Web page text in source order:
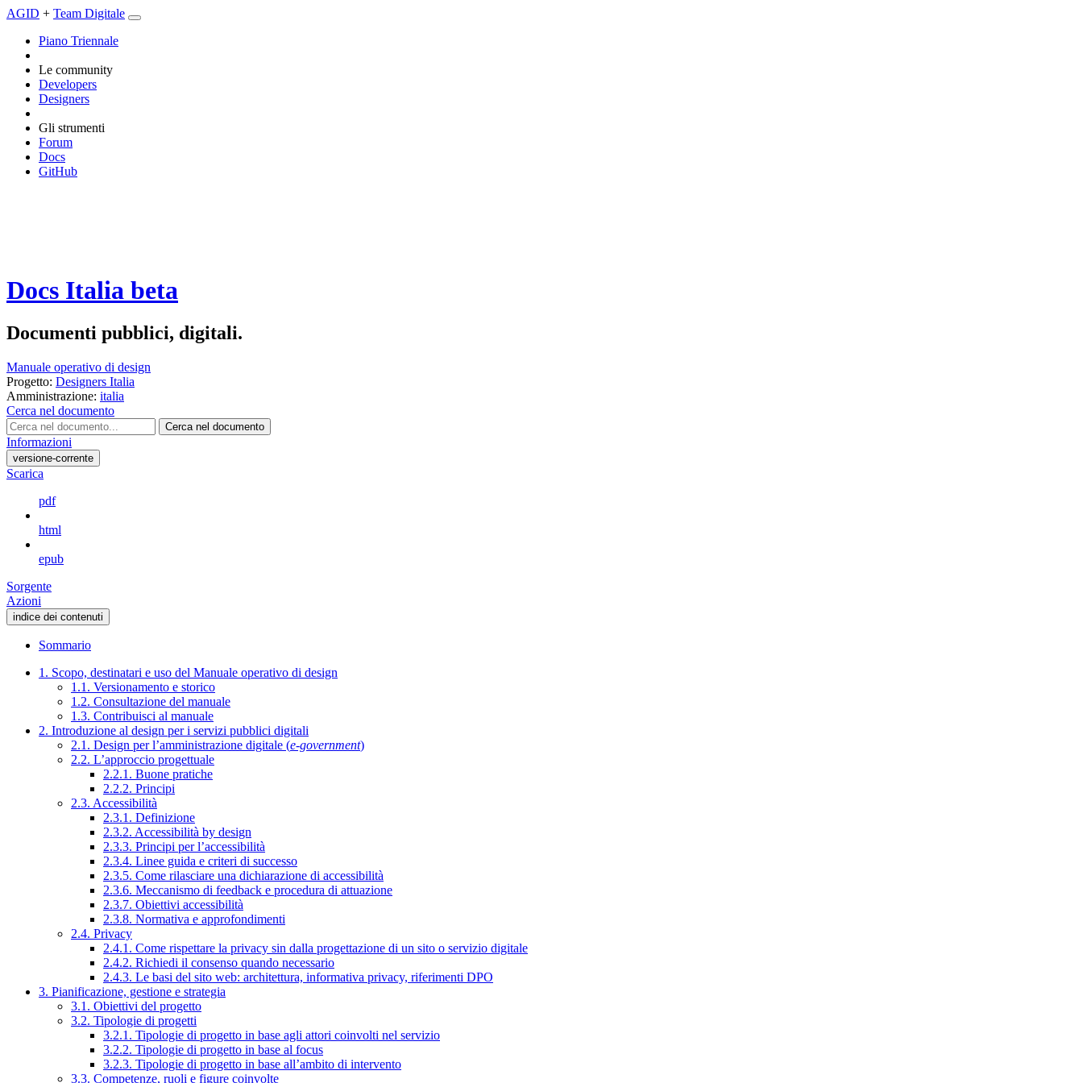
AGID + Team Digitale
Piano Triennale
Le community
Developers
Designers
Gli strumenti
Forum
Docs
GitHub
Docs Italia beta
Documenti pubblici, digitali.
Manuale operativo di design
Progetto: Designers Italia
Amministrazione: italia
Cerca nel documento
Cerca nel documento
Informazioni
versione-corrente
Scarica
pdf
html
epub
Sorgente
Azioni
indice dei contenuti
Sommario
1. Scopo, destinatari e uso del Manuale operativo di design
1.1. Versionamento e storico
1.2. Consultazione del manuale
1.3. Contribuisci al manuale
2. Introduzione al design per i servizi pubblici digitali
2.1. Design per l’amministrazione digitale (e-government)
2.2. L’approccio progettuale
2.2.1. Buone pratiche
2.2.2. Principi
2.3. Accessibilità
2.3.1. Definizione
2.3.2. Accessibilità by design
2.3.3. Principi per l’accessibilità
2.3.4. Linee guida e criteri di successo
2.3.5. Come rilasciare una dichiarazione di accessibilità
2.3.6. Meccanismo di feedback e procedura di attuazione
2.3.7. Obiettivi accessibilità
2.3.8. Normativa e approfondimenti
2.4. Privacy
2.4.1. Come rispettare la privacy sin dalla progettazione di un sito o servizio digitale
2.4.2. Richiedi il consenso quando necessario
2.4.3. Le basi del sito web: architettura, informativa privacy, riferimenti DPO
3. Pianificazione, gestione e strategia
3.1. Obiettivi del progetto
3.2. Tipologie di progetti
3.2.1. Tipologie di progetto in base agli attori coinvolti nel servizio
3.2.2. Tipologie di progetto in base al focus
3.2.3. Tipologie di progetto in base all’ambito di intervento
3.3. Competenze, ruoli e figure coinvolte